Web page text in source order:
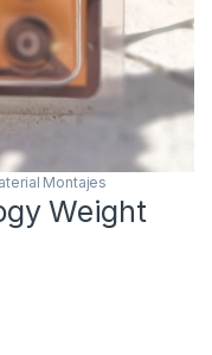
Montajes
Weight